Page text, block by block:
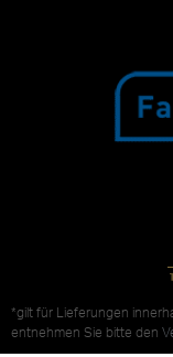
*gilt für Lieferungen
entnehmen Sie bitte den